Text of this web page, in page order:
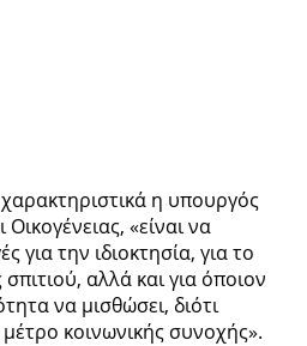
η υπουργός
«είναι να
για την ιδιοκτησία, για το
αλλά και για όποιον
να μισθώσει, διότι
κοινωνικής συνοχής».